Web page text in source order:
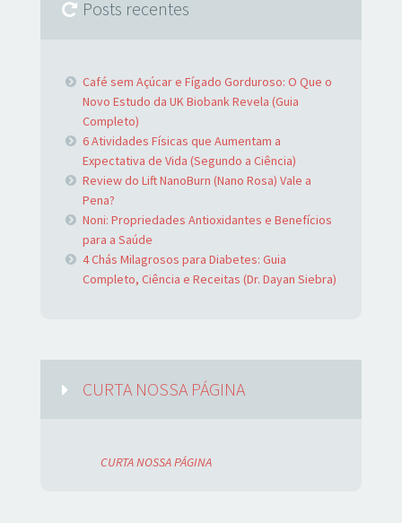
Posts recentes
Café sem Açúcar e Fígado Gorduroso: O Que o
Novo Estudo da UK Biobank Revela (Guia
Completo)
6 Atividades Físicas que Aumentam a
Expectativa de Vida (Segundo a Ciência)
Review do Lift NanoBurn (Nano Rosa) Vale a
Pena?
Noni: Propriedades Antioxidantes e Benefícios
para a Saúde
4 Chás Milagrosos para Diabetes: Guia
Completo, Ciência e Receitas (Dr. Dayan Siebra)
CURTA NOSSA PÁGINA
CURTA NOSSA PÁGINA